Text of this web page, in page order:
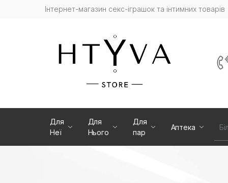
Інтернет-магазин cекс-іграшок та інтимних товарів
Для
Неї
Для
Нього
Для
пар
Аптека